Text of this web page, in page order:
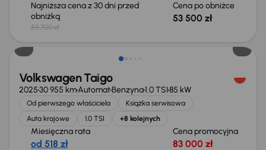
Najniższa cena z 30 dni przed
obniżką
59 700 zł
Cena po obniżce
53 500 zł
Taniej o 1 000 zł
Volkswagen Taigo
202530 955 kmAutomatBenzyna1.0 TSI85 kW
Od pierwszego właściciela
Książka serwisowa
Auta krajowe
1.0 TSI +8 kolejnych
Miesięczna rata
od 518 zł
Cena promocyjna
83 000 zł